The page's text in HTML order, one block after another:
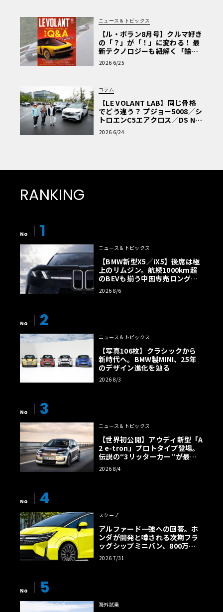
ニュース＆トピックス
【ル・ボラン8月号】クルマ好き
の「？」が「！」に変わる！ 最
新テクノロジーも紐解く「輸入
車Q&A」
2026 6/25
コラム
【LE VOLANT LAB】同じ骨格
でどう違う？ プジョー5008／シ
トロエンC5エアクロス／DS Nº4
読者一気乗りレポート
2026 6/24
RANKING
No 1
ニュース＆トピックス
【BMW新型X5／iX5】後席は極
上のリムジン。航続1000km超
のBEVも揃う中国専売ロング仕
様の全貌
2026 8/6
No 2
ニュース＆トピックス
【写真106枚】クラシックから
新時代へ。BMW製MINI、25年
のデザイン進化を辿る
2026 8/3
No 3
ニュース＆トピックス
【世界初公開】アウディ新型「A
2 e-tron」プロトタイプ登場。
伝説の“3リッターカー”が最高
効率エントリーBEVとして復活
【画像38枚】
2026 8/4
No 4
スクープ
アルファード一強への回答。ホ
ンダが開発と噂される次期フラ
ッグシップミニバン、800万円
超の勝算【予想CG】
2026 7/31
No 5
海外試乗